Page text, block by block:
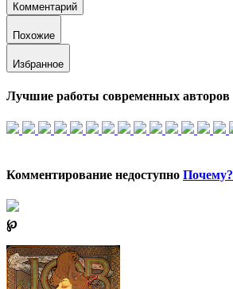
Комментарий
Похожие
Избранное
Лучшие работы современных авторов
Комментирование недоступно Почему?
℘